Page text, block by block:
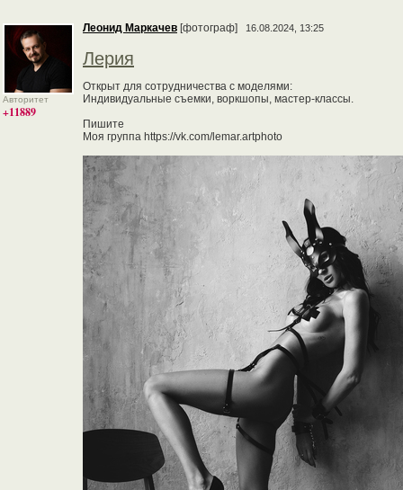
Авторитет
+11889
Леонид Маркачев [фотограф] 16.08.2024, 13:25
Лерия
Открыт для сотрудничества с моделями:
Индивидуальные съемки, воркшопы, мастер-классы.
Пишите
Моя группа https://vk.com/lemar.artphoto